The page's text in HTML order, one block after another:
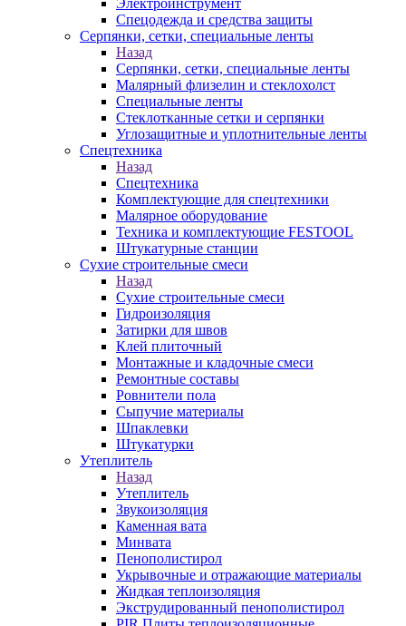
Спецодежда и средства защиты
Серпянки, сетки, специальные ленты
Назад
Серпянки, сетки, специальные ленты
Малярный флизелин и стеклохолст
Специальные ленты
Стеклотканные сетки и серпянки
Углозащитные и уплотнительные ленты
Спецтехника
Назад
Спецтехника
Комплектующие для спецтехники
Малярное оборудование
Техника и комплектующие FESTOOL
Штукатурные станции
Сухие строительные смеси
Назад
Сухие строительные смеси
Гидроизоляция
Затирки для швов
Клей плиточный
Монтажные и кладочные смеси
Ремонтные составы
Ровнители пола
Сыпучие материалы
Шпаклевки
Штукатурки
Утеплитель
Назад
Утеплитель
Звукоизоляция
Каменная вата
Минвата
Пенополистирол
Укрывочные и отражающие материалы
Жидкая теплоизоляция
Экструдированный пенополистирол